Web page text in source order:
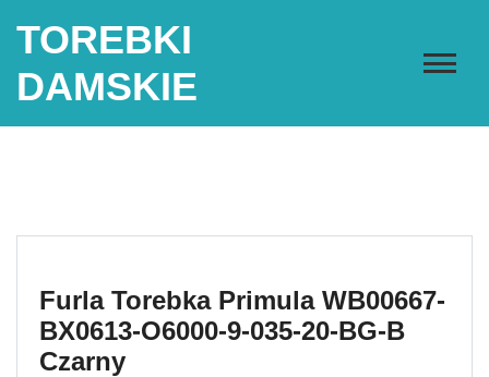
TOREBKI
DAMSKIE
Furla Torebka Primula WB00667-
BX0613-O6000-9-035-20-BG-B
Czarny